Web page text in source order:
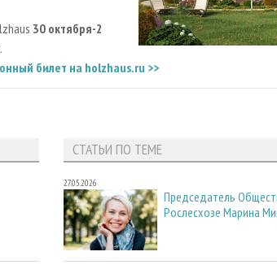
30 октября-2
билет на holzhaus.ru >>
СТАТЬИ ПО ТЕМЕ
27.05.2026
Председатель
Рослесхозе Марина